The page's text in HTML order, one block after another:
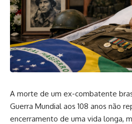
A morte de um ex-combatente
Guerra Mundial aos 108 anos não
encerramento de uma vida longa,